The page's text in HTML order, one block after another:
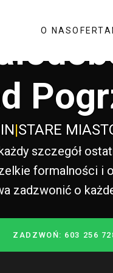
O NASOFERTA
|STARE
szczegół
formalności i
zadzwonić o
ZADZWOŃ: 603 256